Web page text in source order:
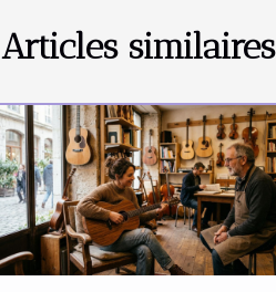
Articles similaires